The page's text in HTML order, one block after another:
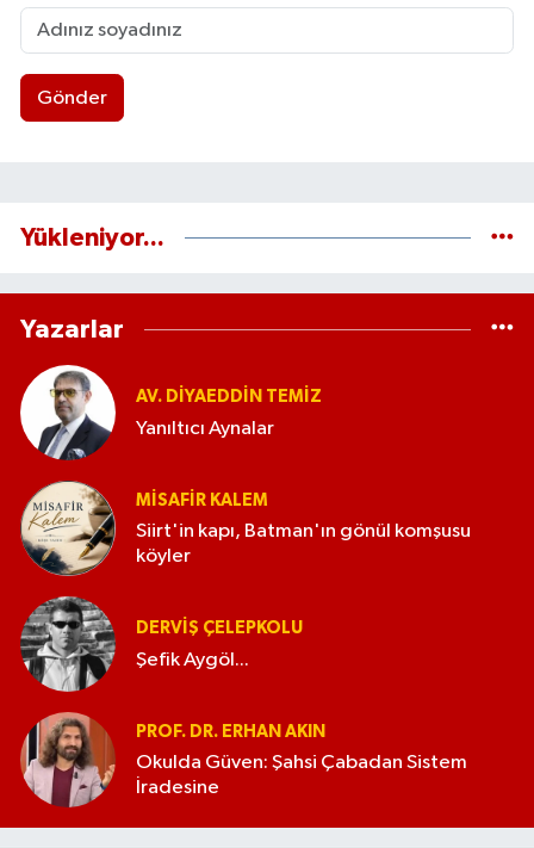
Gönder
Yükleniyor...
Yazarlar
AV. DIYAEDDIN TEMIZ
Yanıltıcı Aynalar
MISAFIR KALEM
Siirt'in kapı, Batman'ın gönül komşusu
köyler
DERVIŞ ÇELEPKOLU
Şefik Aygöl...
PROF. DR. ERHAN AKIN
Okulda Güven: Şahsi Çabadan Sistem
İradesine